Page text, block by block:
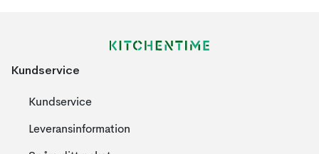
Kundservice
Kundservice
Leveransinformation